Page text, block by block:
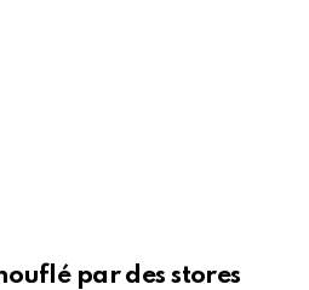
par des stores